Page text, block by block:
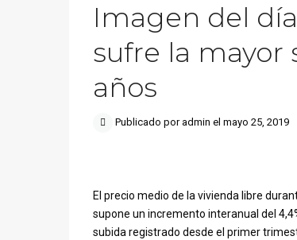
Imagen del
sufre la mayor
años
Publicado por admin el mayo 25, 2019
El precio medio de la vivienda libre
supone un incremento interanual del
subida registrado desde el primer